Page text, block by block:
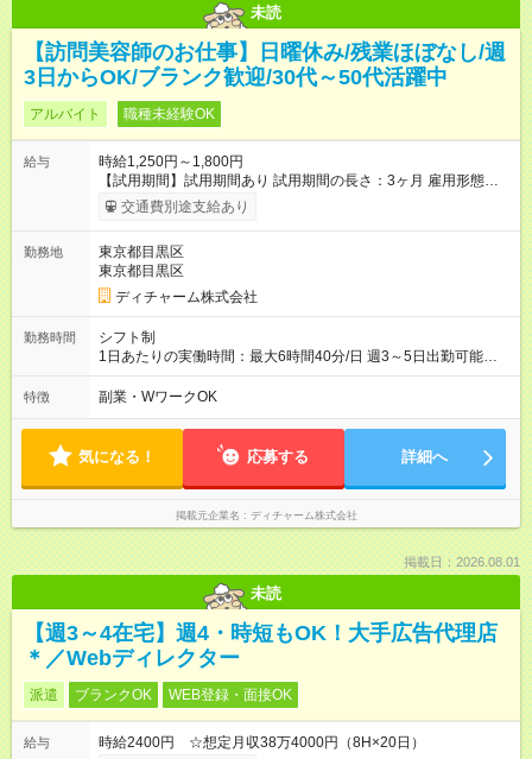
未読
【訪問美容師のお仕事】日曜休み/残業ほぼなし/週
3日からOK/ブランク歓迎/30代～50代活躍中
アルバイト 職種未経験OK
給与
時給1,250円～1,800円
【試用期間】試用期間あり 試用期間の長さ：3ヶ月 雇用形態、
給与は本採用時と同じです。
交通費別途支給あり
勤務地
東京都目黒区
東京都目黒区
ディチャーム株式会社
勤務時間
シフト制
1日あたりの実働時間：最大6時間40分/日 週3～5日出勤可能な
方 （シフト例） 9:00～16:40（休憩1時間含む） ご希望に合わせ
て勤務終了時間はご相談可能です ※勤務地により多少の前後
特徴 副業・WワークOK
気になる！ 応募する 詳細へ
掲載元企業名 ディチャーム株式会社
掲載日：2026.08.01
未読
【週3～4在宅】週4・時短もOK！大手広告代理店
＊／Webディレクター
派遣 ブランクOK WEB登録・面接OK
給与
時給2400円 ☆想定月収38万4000円（8H×20日）